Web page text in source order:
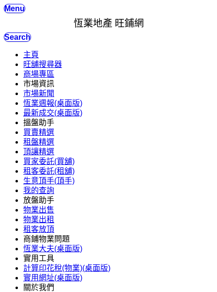
Menu
恆業地產 旺鋪網
Search
主頁
旺舖搜尋器
商場專區
市場資訊
市場新聞
恆業週報(桌面版)
最新成交(桌面版)
搵盤助手
買賣精選
租盤精選
頂讓精選
買家委託(買舖)
租客委託(租舖)
生意頂手(頂手)
我的查詢
放盤助手
物業出售
物業出租
租客放頂
商鋪物業問題
恆業大夫(桌面版)
實用工具
計算印花稅(物業)(桌面版)
實用網址(桌面版)
關於我們